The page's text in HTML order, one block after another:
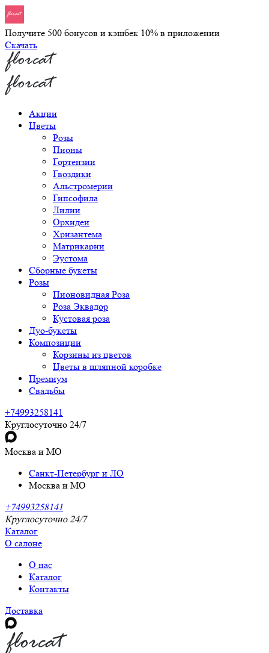
Получите 500 бонусов и кэшбек 10% в приложении
Скачать
Акции
Цветы
Розы
Пионы
Гортензии
Гвоздики
Альстромерии
Гипсофила
Лилии
Орхидеи
Хризантема
Матрикарии
Эустома
Сборные букеты
Розы
Пионовидная Роза
Роза Эквадор
Кустовая роза
Дуо-букеты
Композиции
Корзины из цветов
Цветы в шляпной коробке
Премиум
Свадьбы
+74993258141
Круглосуточно 24/7
Москва и МО
Санкт-Петербург и ЛО
Москва и МО
+74993258141
Круглосуточно 24/7
Каталог
О салоне
О нас
Каталог
Контакты
Доставка